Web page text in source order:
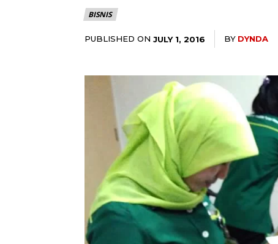
BISNIS
PUBLISHED ON JULY 1, 2016 BY DYNDA